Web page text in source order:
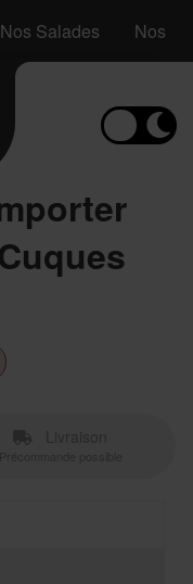
Nos Salades Nos